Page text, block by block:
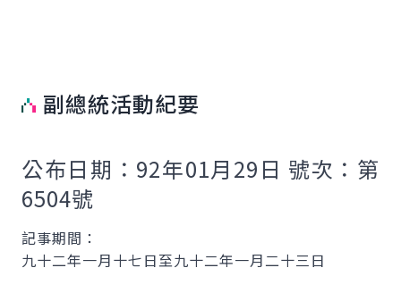
副總統活動紀要
公布日期：92年01月29日 號次：第
6504號
記事期間：
九十二年一月十七日至九十二年一月二十三日